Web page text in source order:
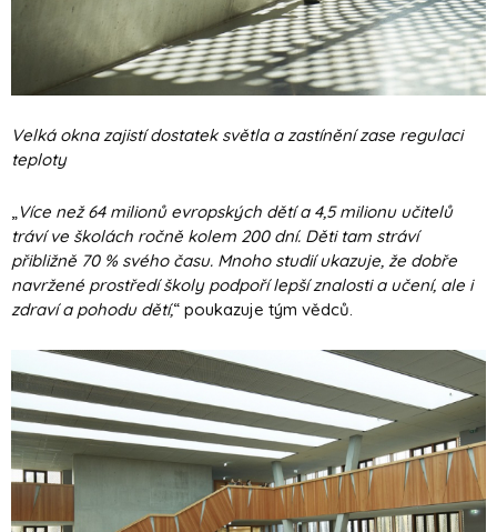
Velká okna zajistí dostatek světla a zastínění zase regulaci
teploty
„Více než 64 milionů evropských dětí a 4,5 milionu učitelů
tráví ve školách ročně kolem 200 dní. Děti tam stráví
přibližně 70 % svého času. Mnoho studií ukazuje, že dobře
navržené prostředí školy podpoří lepší znalosti a učení, ale i
zdraví a pohodu dětí,“ poukazuje tým vědců.